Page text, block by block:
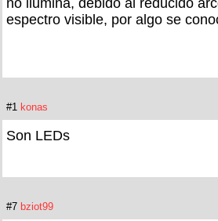
no ilumina, debido al reducido
espectro visible, por algo se
#1 konas
Son LEDs
#7 bziot99